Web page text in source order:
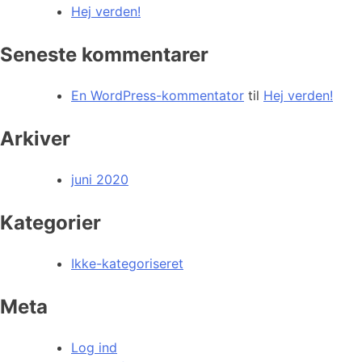
Hej verden!
Seneste kommentarer
En WordPress-kommentator til Hej verden!
Arkiver
juni 2020
Kategorier
Ikke-kategoriseret
Meta
Log ind